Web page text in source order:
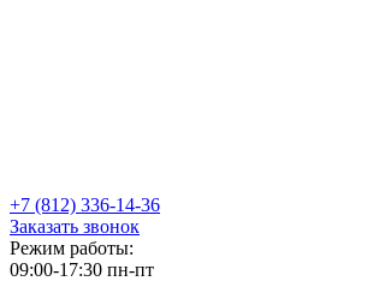
+7 (812) 336-14-36
Заказать звонок
Режим работы:
09:00-17:30 пн-пт